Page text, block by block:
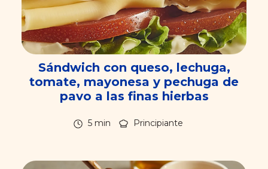
Sándwich con queso, lechuga,
tomate, mayonesa y pechuga de
pavo a las finas hierbas
5 min Principiante